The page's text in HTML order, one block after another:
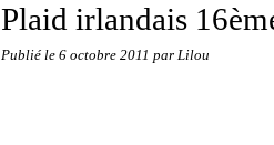
Plaid irlandais
Publié le 6 octobre 2011 par Lilou